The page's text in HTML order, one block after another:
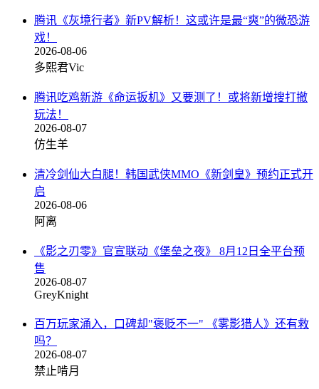
腾讯《灰境行者》新PV解析！这或许是最“爽”的微恐游
戏！
2026-08-06
多熙君Vic
腾讯吃鸡新游《命运扳机》又要测了！或将新增搜打撤
玩法！
2026-08-07
仿生羊
清冷剑仙大白腿！韩国武侠MMO《新剑皇》预约正式开
启
2026-08-06
阿离
《影之刃零》官宣联动《堡垒之夜》 8月12日全平台预
售
2026-08-07
GreyKnight
百万玩家涌入，口碑却"褒贬不一" 《雾影猎人》还有救
吗？
2026-08-07
禁止啃月